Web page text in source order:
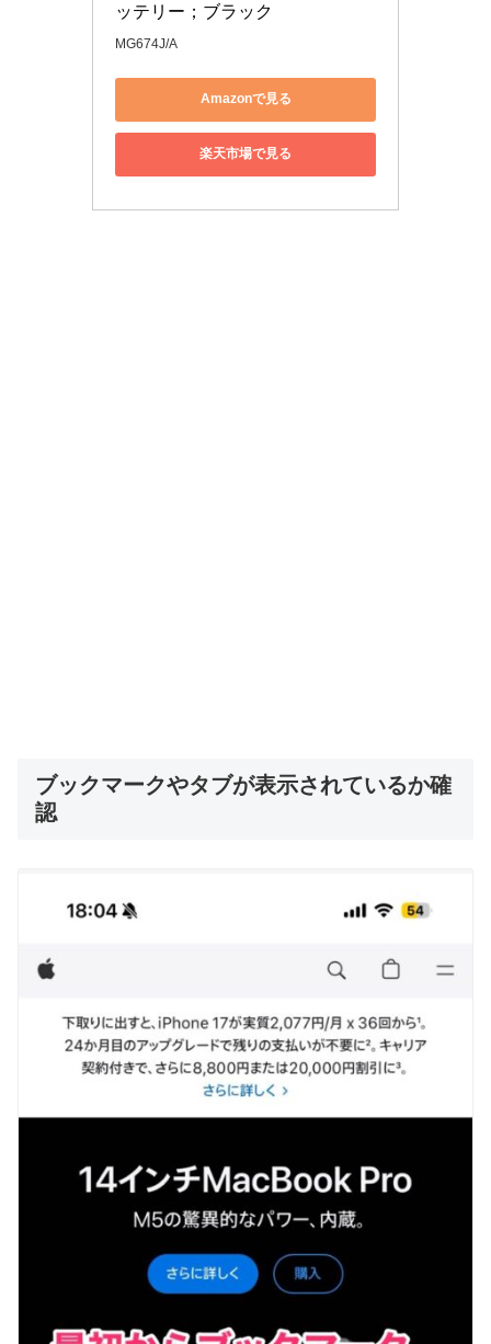
ッテリー；ブラック
MG674J/A
Amazonで見る
楽天市場で見る
ブックマークやタブが表示されているか確
認